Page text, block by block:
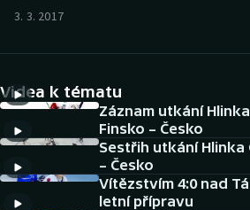
Cyklistika
DALŠÍ SPORTY
Americký fotbal
NEPŘEHLÉDNĚTE
3. 3. 2017
Videa k tématu
Záznam utkání
Finsko – Česko
Sestřih utkání Hlinka
– Česko
Vítězstvím 4:0 nad
letní přípravu